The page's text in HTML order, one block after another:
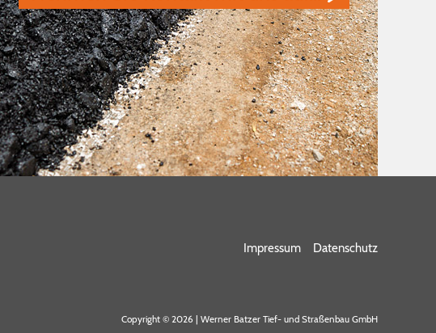
Impressum Datenschutz
Copyright © 2026 | Werner Batzer Tief- und Straßenbau GmbH